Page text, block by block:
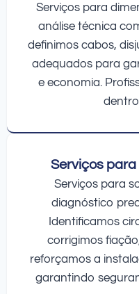
Serviços para
análise técnica
definimos cabos,
adequados para
e economia.
Serviços
Serviços para
diagnóstico
Identificamos
corrigimos
reforçamos a
garantindo